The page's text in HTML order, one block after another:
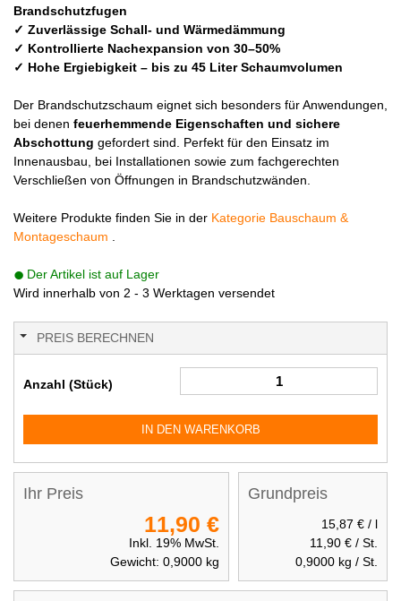
Brandschutzfugen
✓ Zuverlässige Schall- und Wärmedämmung
✓ Kontrollierte Nachexpansion von 30–50%
✓ Hohe Ergiebigkeit – bis zu 45 Liter Schaumvolumen
Der Brandschutzschaum eignet sich besonders für Anwendungen,
bei denen feuerhemmende Eigenschaften und sichere
Abschottung gefordert sind. Perfekt für den Einsatz im
Innenausbau, bei Installationen sowie zum fachgerechten
Verschließen von Öffnungen in Brandschutzwänden.
Weitere Produkte finden Sie in der Kategorie Bauschaum &
Montageschaum
Der Artikel ist auf Lager
Wird innerhalb von 2 - 3 Werktagen versendet
PREIS BERECHNEN
Anzahl (Stück)
IN DEN WARENKORB
Grundpreis
15,87 €/ l
11,90 €/ St.
0,9000 kg / St.
Ihr Preis
11,90 €
Inkl. 19% MwSt.
Gewicht: 0,9000kg